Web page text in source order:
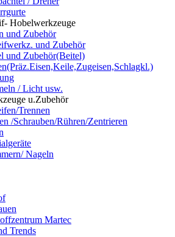
Hobelwerkzeuge
und Zubehör
und Zubehör
und Zubehör(Beitel)
/ Licht usw.
u.Zubehör
Trennen
/Schrauben/Rühren/Zentrieren
Nageln
Martec
Trends